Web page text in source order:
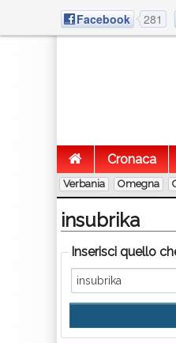
Facebook 281
Cronaca
Verbania Omegna
insubrika
Inserisci quello